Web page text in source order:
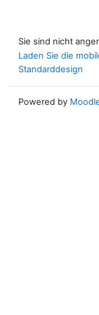
Sie sind nicht
Laden Sie die
Standarddesign
Powered by